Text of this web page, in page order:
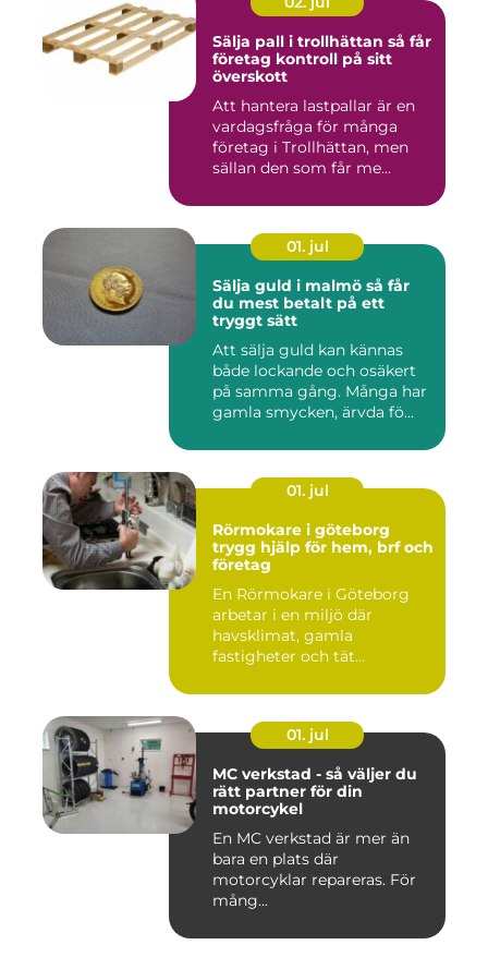
Sälja pall i trollhättan så får
företag kontroll på sitt
överskott
Att hantera lastpallar är en
vardagsfråga för många
företag i Trollhättan, men
sällan den som får me...
01. jul
Sälja guld i malmö så får
du mest betalt på ett
tryggt sätt
Att sälja guld kan kännas
både lockande och osäkert
på samma gång. Många har
gamla smycken, ärvda fö...
01. jul
Rörmokare i göteborg
trygg hjälp för hem, brf och
företag
En Rörmokare i Göteborg
arbetar i en miljö där
havsklimat, gamla
fastigheter och tät
01. jul
MC verkstad - så väljer du
rätt partner för din
motorcykel
En MC verkstad är mer än
bara en plats där
motorcyklar repareras. För
mång...